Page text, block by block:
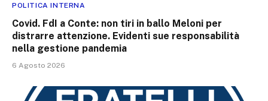
POLITICA INTERNA
Covid. FdI a Conte: non tiri in ballo Meloni per
distrarre attenzione. Evidenti sue responsabilità
nella gestione pandemia
6 Agosto 2026